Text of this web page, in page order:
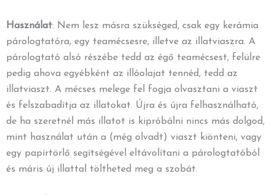
Használat: Nem lesz másra szükséged, csak egy kerámia
párologtatóra, egy teamécsesre, illetve az illatviaszra. A
párologtató alsó részébe tedd az égő teamécsest, felülre
pedig ahova egyébként az illóolajat tennéd, tedd az
illatviaszt. A mécses melege fel fogja olvasztani a viaszt
és felszabadítja az illatokat. Újra és újra felhasználható,
de ha szeretnél más illatot is kipróbálni nincs más dolgod,
mint használat után a (még olvadt) viaszt kiönteni, vagy
egy papírtörlő segítségével eltávolítani a párologtatóból
és máris új illattal töltheted meg a szobát.